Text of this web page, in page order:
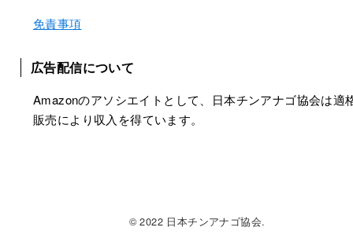
免責事項
広告配信について
Amazonのアソシエイトとして、日本チンアナゴ協会は適
販売により収入を得ています。
© 2022 日本チンアナゴ協会.